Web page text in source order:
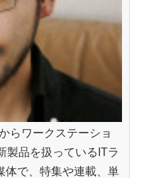
らワークステーショ
製品を扱っているITラ
体で、特集や連載、単